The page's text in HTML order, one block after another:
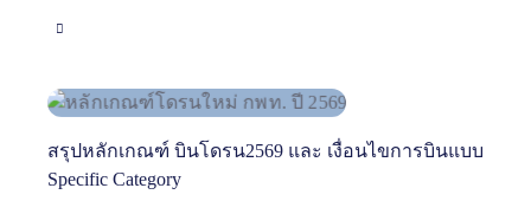
สรุปหลักเกณฑ์ บินโดรน2569 และ เงื่อนไขการบินแบบ
Specific Category